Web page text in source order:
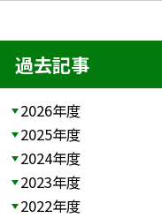
過去記事
2026年度
2025年度
2024年度
2023年度
2022年度